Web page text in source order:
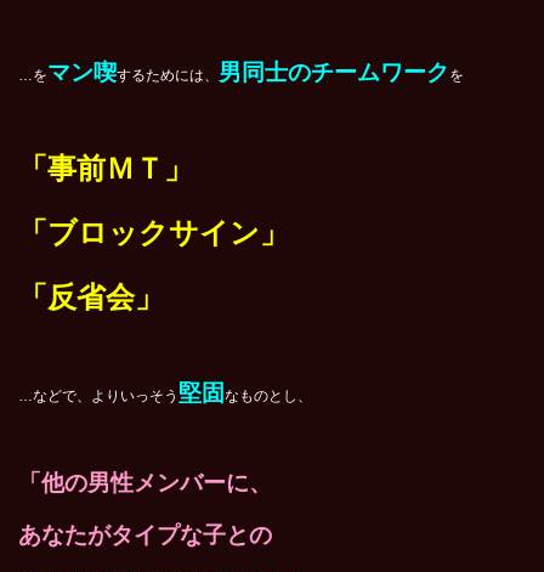
…をマン喫するためには、 男同士のチームワーク を
「事前ＭＴ」
「ブロックサイン」
「反省会」
…などで、よりいっそう 堅固 なものとし、
「 他の男性メンバーに、
あなたがタイプな子との